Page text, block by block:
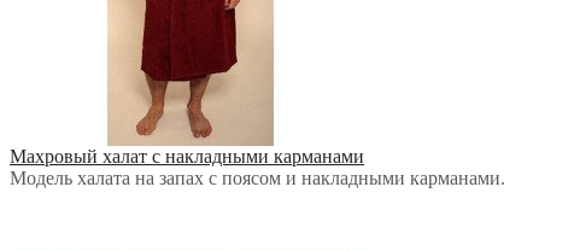
Махровый халат с накладными карманами
Модель халата на запах с поясом и накладными карманами.